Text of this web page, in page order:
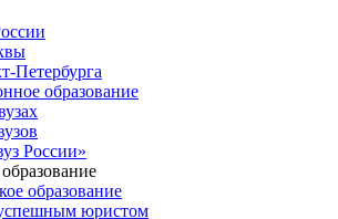
Петербурга
образование
России»
образование
юристом